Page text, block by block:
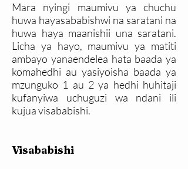
Mara nyingi maumivu ya chuchu
huwa hayasababishwi na saratani na
huwa haya maanishii una saratani.
Licha ya hayo, maumivu ya matiti
ambayo yanaendelea hata baada ya
komahedhi au yasiyoisha baada ya
mzunguko 1 au 2 ya hedhi huhitaji
kufanyiwa uchuguzi wa ndani ili
kujua visababishi.
Visababishi